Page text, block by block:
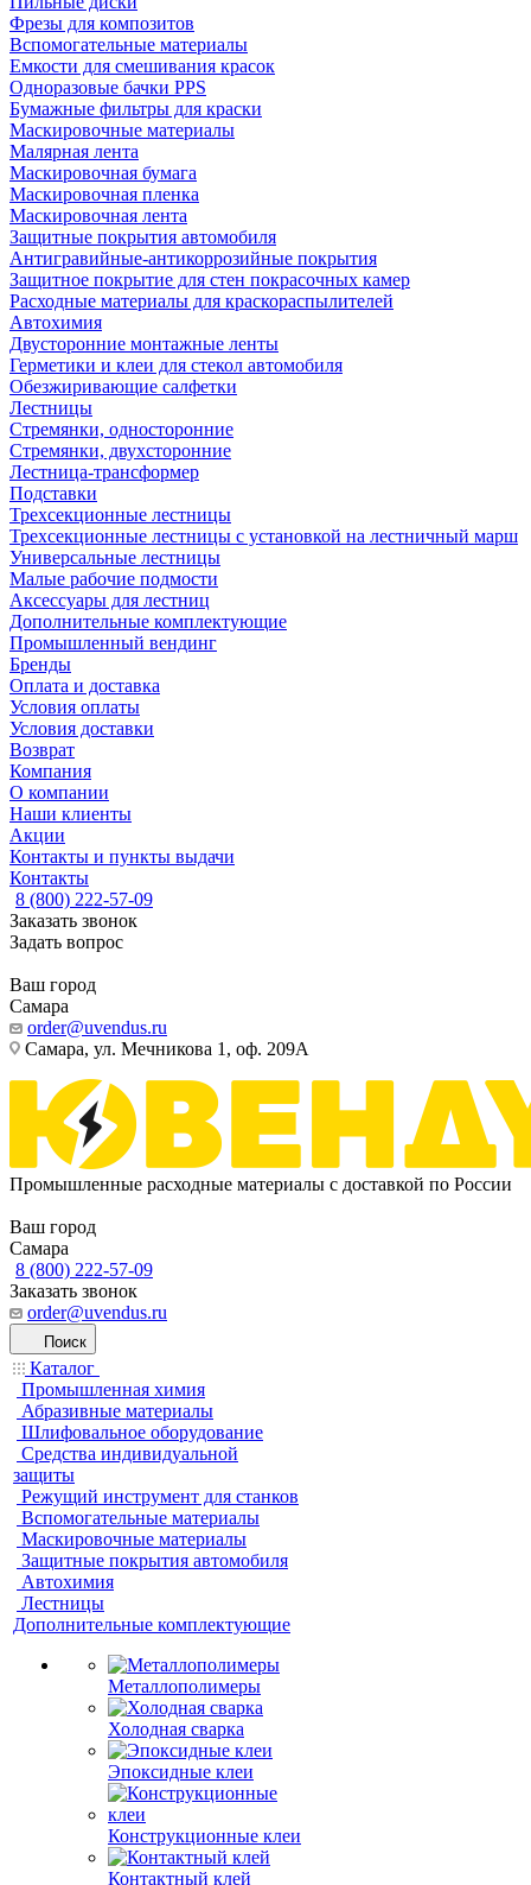
Фрезы для композитов
Вспомогательные материалы
Емкости для смешивания красок
Одноразовые бачки PPS
Бумажные фильтры для краски
Маскировочные материалы
Малярная лента
Маскировочная бумага
Маскировочная пленка
Маскировочная лента
Защитные покрытия автомобиля
Антигравийные-антикоррозийные покрытия
Защитное покрытие для стен покрасочных камер
Расходные материалы для краскораспылителей
Автохимия
Двусторонние монтажные ленты
Герметики и клеи для стекол автомобиля
Обезжиривающие салфетки
Лестницы
Стремянки, односторонние
Стремянки, двухсторонние
Лестница-трансформер
Подставки
Трехсекционные лестницы
Трехсекционные лестницы с установкой на лестничный марш
Универсальные лестницы
Малые рабочие подмости
Аксессуары для лестниц
Дополнительные комплектующие
Промышленный вендинг
Бренды
Оплата и доставка
Условия оплаты
Условия доставки
Возврат
Компания
О компании
Наши клиенты
Акции
Контакты и пункты выдачи
Контакты
8 (800) 222-57-09
Заказать звонок
Задать вопрос
Ваш город
Самара
order@uvendus.ru
Самара, ул. Мечникова 1, оф. 209А
Промышленные расходные материалы с доставкой по России
Ваш город
Самара
8 (800) 222-57-09
Заказать звонок
order@uvendus.ru
Поиск
Каталог
Промышленная химия
Абразивные материалы
Шлифовальное оборудование
Средства индивидуальной
защиты
Режущий инструмент для станков
Вспомогательные материалы
Маскировочные материалы
Защитные покрытия автомобиля
Автохимия
Лестницы
Дополнительные комплектующие
Металлополимеры
Холодная сварка
Эпоксидные клеи
Конструкционные клеи
Контактный клей